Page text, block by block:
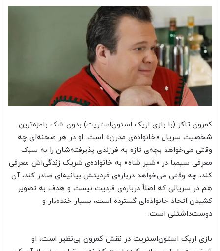
کمرون تاکر (با بازی اریک استون‌استریت) بدون شک بامزه‌ترین
شخصیت سریال «خانواده‌ی مدرن» است. او در هر صحنه‌ای چه
وقتی می‌خواهد بچه‌ی تازه به فرزندی پذیرفته‌شان را به سبک
معرفی سیمبا در «شیر شاه» به خانواده‌ی شریک زندگی‌اش معرفی
کند، چه وقتی می‌خواهد درباره‌ی فردیتش بیانیه‌ای صادر کند، آن
هم در سریالی که اصلاً درباره‌ی فردیت نیست و هدف به تصویر
کشیدن اتحاد خانواده‎‌ای گسترده است، بسیار خنده‌دار و
دوست‌داشتنی است.
بازی اریک استون‌استریت در نقش کمرون بی‌نظیر است، او